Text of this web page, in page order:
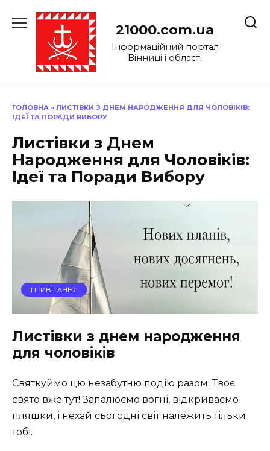
до
21000.com.ua
Інформаційний портал
Вінниці і області
ГОЛОВНА » ЛИСТІВКИ З ДНЕМ НАРОДЖЕННЯ ДЛЯ ЧОЛОВІКІВ:
ІДЕЇ ТА ПОРАДИ ВИБОРУ
Листівки з Днем
Народження для Чоловіків:
Ідеї та Поради Вибору
ПРИВІТАННЯ
Листівки з днем народження
для чоловіків
Святкуймо цю незабутню подію разом. Твоє
свято вже тут! Запалюємо вогні, відкриваємо
пляшки, і нехай сьогодні світ належить тільки
тобі.